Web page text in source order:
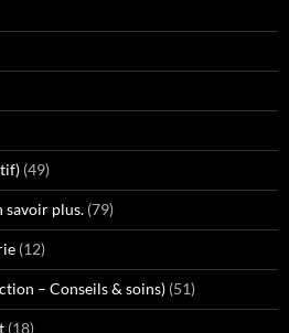
(49)
savoir plus. (79)
(12)
– Conseils & soins) (51)
(18)